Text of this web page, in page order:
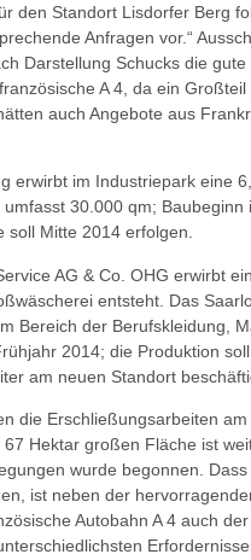
den Standort Lisdorfer Berg
Anfragen vor.“
Darstellung Schucks die
A 4, da ein
auch Angebote aus
erwirbt im Industriepark eine
30.000 qm;
soll Mitte 2014 erfolgen.
AG & Co. OHG erwirbt
entsteht. Das
Bereich der Berufskleidung,
2014; die Produktion
am neuen Standort
die Erschließungsarbeiten
67 Hektar großen Fläche ist
wurde begonnen.
ist neben der
Autobahn A 4 auch